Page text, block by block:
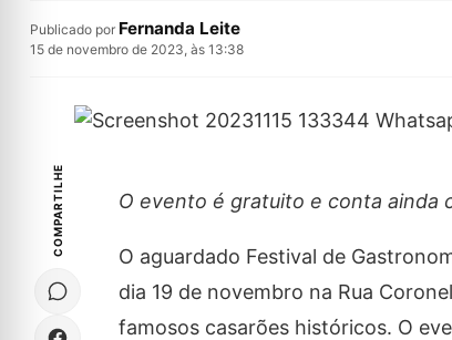
Publicado por Fernanda Leite
15 de novembro de 2023, às 13:38
COMPARTILHE O evento é gratuito e conta ainda
O aguardado Festival de
dia 19 de novembro na Rua
famosos casarões históricos. O